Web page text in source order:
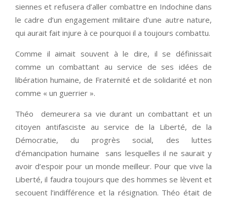
siennes et refusera d’aller combattre en Indochine dans
le cadre d’un engagement militaire d’une autre nature,
qui aurait fait injure à ce pourquoi il a toujours combattu.
Comme il aimait souvent à le dire, il se définissait
comme un combattant au service de ses idées de
libération humaine, de Fraternité et de solidarité et non
comme « un guerrier ».
Théo demeurera sa vie durant un combattant et un
citoyen antifasciste au service de la Liberté, de la
Démocratie, du progrès social, des luttes
d’émancipation humaine sans lesquelles il ne saurait y
avoir d’espoir pour un monde meilleur. Pour que vive la
Liberté, il faudra toujours que des hommes se lèvent et
secouent l’indifférence et la résignation. Théo était de